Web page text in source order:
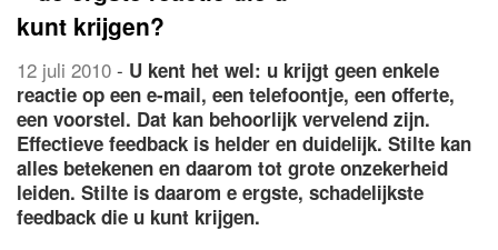
kunt krijgen?
12 juli 2010 - U kent het wel: u krijgt geen enkele
reactie op een e-mail, een telefoontje, een offerte,
een voorstel. Dat kan behoorlijk vervelend zijn.
Effectieve feedback is helder en duidelijk. Stilte kan
alles betekenen en daarom tot grote onzekerheid
leiden. Stilte is daarom e ergste, schadelijkste
feedback die u kunt krijgen.